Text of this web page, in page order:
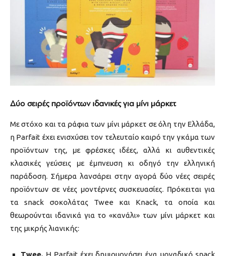
Δύο σειρές προϊόντων ιδανικές για μίνι μάρκετ
Με στόχο και τα ράφια των μίνι μάρκετ σε όλη την Ελλάδα,
η Parfait έχει ενισχύσει τον τελευταίο καιρό την γκάμα των
προϊόντων της, με φρέσκες ιδέες, αλλά κι αυθεντικές
κλασικές γεύσεις με έμπνευση κι οδηγό την ελληνική
παράδοση. Σήμερα λανσάρει στην αγορά δύο νέες σειρές
προϊόντων σε νέες μοντέρνες συσκευασίες. Πρόκειται για
τα snack σοκολάτας Twee και Knack, τα οποία και
θεωρούνται ιδανικά για το «κανάλι» των μίνι μάρκετ και
της μικρής λιανικής:
Τwee. Η Parfait έχει δημιουργήσει ένα μοναδικό snack